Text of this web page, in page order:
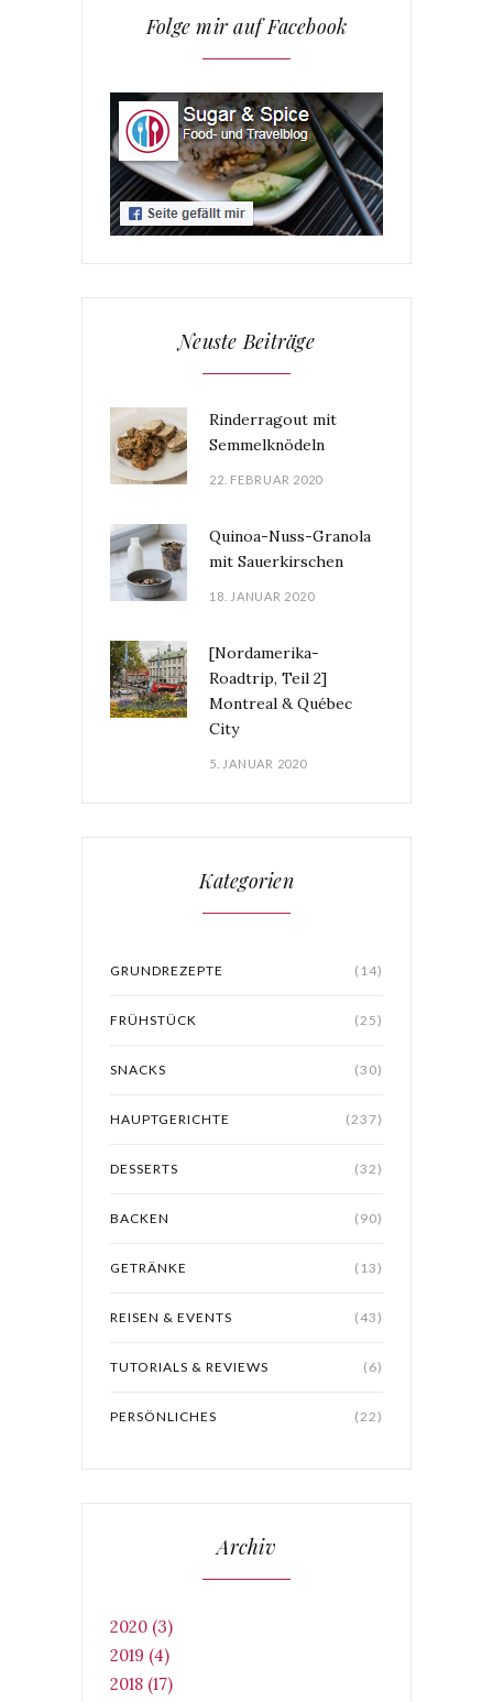
Folge mir auf Facebook
Neuste Beiträge
Rinderragout mit
Semmelknödeln
22. FEBRUAR 2020
Quinoa-Nuss-Granola
mit Sauerkirschen
18. JANUAR 2020
[Nordamerika-
Roadtrip, Teil 2]
Montreal & Québec
City
5. JANUAR 2020
Kategorien
GRUNDREZEPTE (14)
FRÜHSTÜCK (25)
SNACKS (30)
HAUPTGERICHTE (237)
DESSERTS (32)
BACKEN (90)
GETRÄNKE (13)
REISEN & EVENTS (43)
TUTORIALS & REVIEWS (6)
PERSÖNLICHES (22)
Archiv
2020 (3)
2019 (4)
2018 (17)